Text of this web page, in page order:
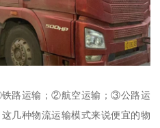
路运输；②航空运输；③公路运
几种物流运输模式来说便宜的物